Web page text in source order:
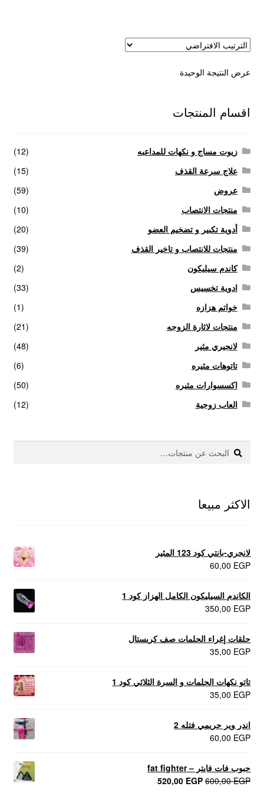
علاج سرعة القذف
كاندم سيليكون
لانجيري مثير
منتجات خاصة بالزوج
منتجات خاصة بالزوجة
منتجات لاثارة الزوجه
منتجات للانتصاب و تاخير القذف
عرض النتيجة الوحيدة
اقسام المنتجات
زيوت مساج و نكهات للمداعبه
(12)
علاج سرعة القذف
(15)
عروض
(59)
منتجات الانتصاب
(10)
أدوية تكبير و تضخيم العضو
(20)
منتجات للانتصاب و تاخير القذف
(39)
كاندم سيليكون
(2)
ادوية تخسيس
(33)
خواتم هزازه
(1)
منتجات لاثارة الزوجه
(21)
لانجيري مثير
(48)
تاتوهات مثيره
(6)
اكسسوارات مثيره
(50)
العاب زوجية
(12)
البحث
عن:
بحث
الاكثر مبيعا
لانجري-بانتي كود 123 المثير
60,00 EGP
الكاندم السيليكون الكامل الهزاز كود 1
350,00 EGP
حلقات إغراء الحلمات صف كريستال
35,00 EGP
تاتو نكهات الحلمات و السرة الثلاثي كود 1
35,00 EGP
اندر وير حريمي فتله 2
60,00 EGP
حبوب فات فايتر – fat fighter
600,00EGP
السعر520,00 EGP
السعر